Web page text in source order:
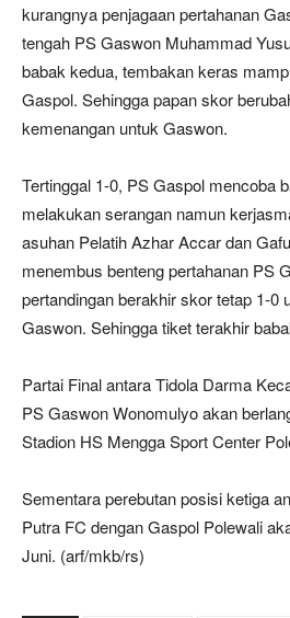
kurangnya penjagaan pertahanan
tengah PS Gaswon Muhammad
babak kedua, tembakan keras
Gaspol. Sehingga papan skor
kemenangan untuk Gaswon.
Tertinggal 1-0, PS Gaspol mencoba
melakukan serangan namun
asuhan Pelatih Azhar Accar dan
menembus benteng pertahanan PS
pertandingan berakhir skor tetap 1-0
Gaswon. Sehingga tiket terakhir
Partai Final antara Tidola Darma
PS Gaswon Wonomulyo akan
Stadion HS Mengga Sport Center
Sementara perebutan posisi ketiga
Putra FC dengan Gaspol Polewali
Juni. (arf/mkb/rs)